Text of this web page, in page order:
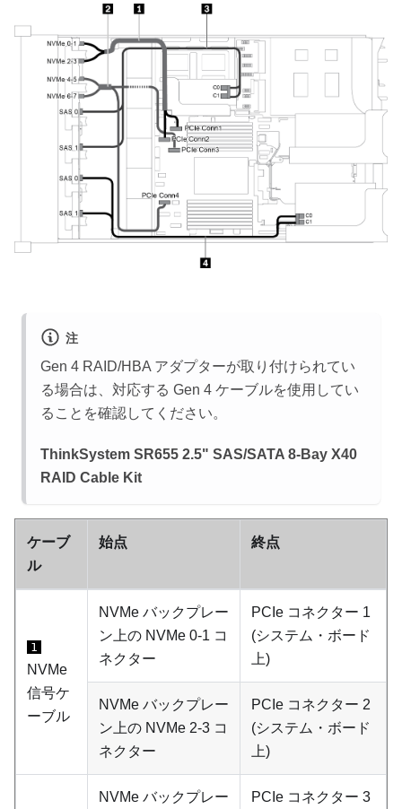
注
Gen 4 RAID/HBA アダプターが取り付けられてい
る場合は、対応する Gen 4 ケーブルを使用してい
ることを確認してください。
ThinkSystem SR655 2.5" SAS/SATA 8-Bay X40
RAID Cable Kit
ケーブ
ル
始点 終点
1
NVMe
信号ケ
ーブル
NVMe バックプレー
ン上の NVMe 0-1 コ
ネクター
PCIe コネクター 1
(システム・ボード
上)
NVMe バックプレー
ン上の NVMe 2-3 コ
ネクター
PCIe コネクター 2
(システム・ボード
上)
NVMe バックプレー
PCIe コネクター 3